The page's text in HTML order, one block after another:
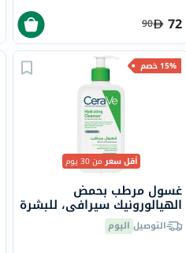
72
90
15% خصم
أقل سعرمن 30 يوم
غسول مرطب بحمض
الهيالورونيك سيرافي، للبشرة
العادية إلى الجافة، 236 مل
التوصيل اليوم